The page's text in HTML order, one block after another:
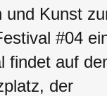
und Kunst
#04
findet auf
der